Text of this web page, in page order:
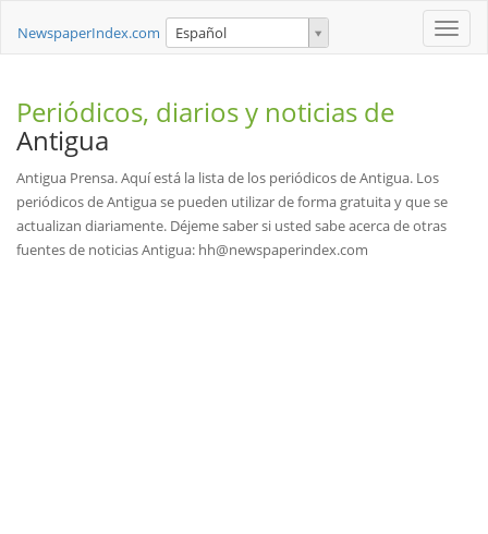
Toggle
NewspaperIndex.com Español
Periódicos, diarios y noticias de
Antigua
Antigua Prensa. Aquí está la lista de los periódicos de Antigua. Los
periódicos de Antigua se pueden utilizar de forma gratuita y que se
actualizan diariamente. Déjeme saber si usted sabe acerca de otras
fuentes de noticias Antigua: hh@newspaperindex.com